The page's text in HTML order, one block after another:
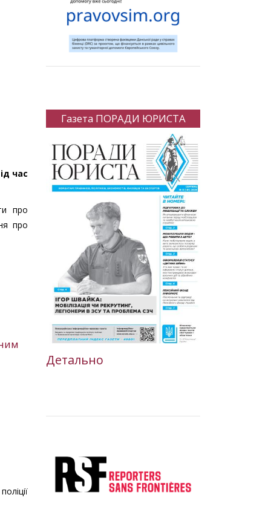
час
про
про
Газета ПОРАДИ ЮРИСТА
Детально